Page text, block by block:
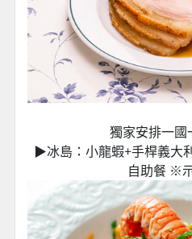
獨家安排一國
▶冰島：小龍蝦+手桿義大
自助餐 ※